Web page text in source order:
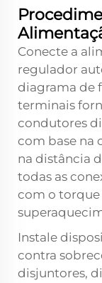
Conecte a
regulador
diagrama de
terminais
condutores
com base na
na distância
todas as
com o
Instale
contra
disjuntores,